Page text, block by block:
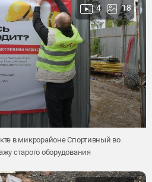
4 18
в микрорайоне Спортивный во
старого оборудования